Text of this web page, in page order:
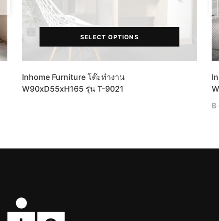
SELECT OPTIONS
Inhome Furniture โต๊ะทำงาน
W90xD55xH165 รุ่น T-9021
฿